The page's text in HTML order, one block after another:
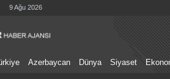
9 Ağu 2026
Azerbaycan Dünya Siyaset